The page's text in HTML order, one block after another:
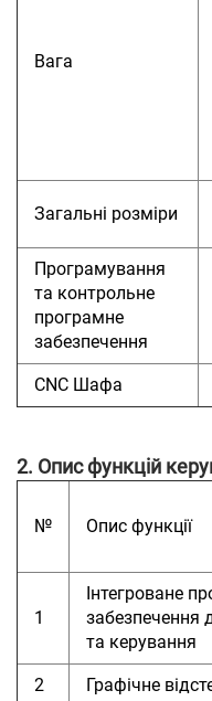
Вага
Загальні розміри
Програмування
та контрольне
програмне
забезпечення
CNC Шафа
2. Опис функцій
№ Опис функції
1
Інтегроване
забезпечення
та керування
2 Графічне